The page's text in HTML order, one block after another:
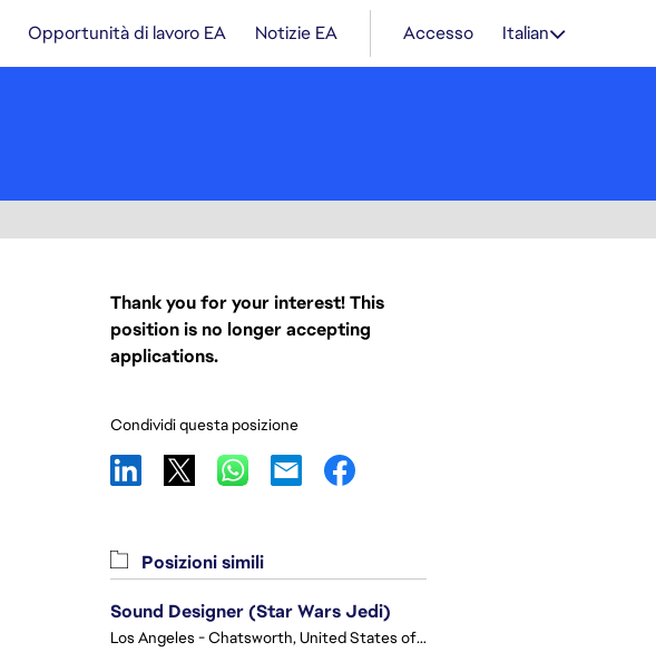
Opportunità di lavoro EA Notizie EA Accesso Italian
Thank you for your interest! This
position is no longer accepting
applications.
Condividi questa posizione
Posizioni simili
Sound Designer (Star Wars Jedi)
Los Angeles - Chatsworth, United States of America